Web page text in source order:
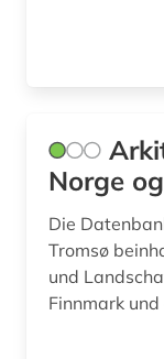
grab (2)
Norge
Die
Tromsø
und
Finnmark